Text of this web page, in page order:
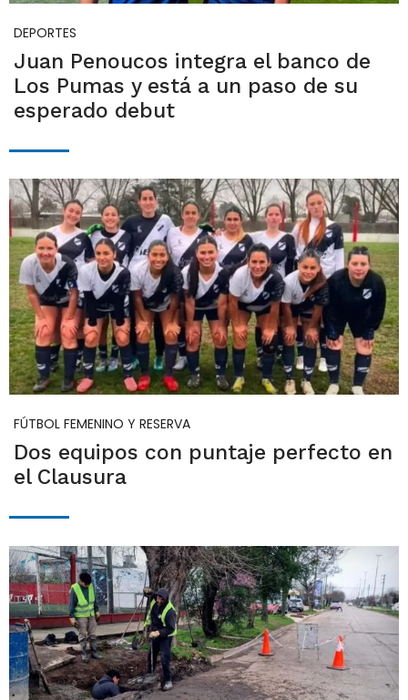
DEPORTES
Juan Penoucos integra el banco de
Los Pumas y está a un paso de su
esperado debut
FÚTBOL FEMENINO Y RESERVA
Dos equipos con puntaje perfecto en
el Clausura